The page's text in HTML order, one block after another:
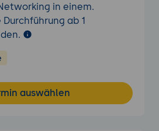
in einem.
ab 1
auswählen